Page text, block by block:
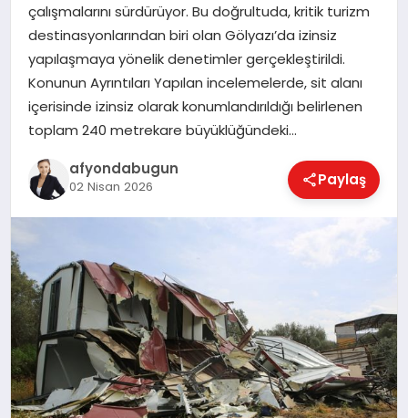
EKONOMI
MAGAZIN
SAĞLIK
SPOR
YAŞAM
çalışmalarını sürdürüyor. Bu doğrultuda, kritik turizm
destinasyonlarından biri olan Gölyazı’da izinsiz
yapılaşmaya yönelik denetimler gerçekleştirildi.
Konunun Ayrıntıları Yapılan incelemelerde, sit alanı
içerisinde izinsiz olarak konumlandırıldığı belirlenen
toplam 240 metrekare büyüklüğündeki…
afyondabugun
02 Nisan 2026 Paylaş